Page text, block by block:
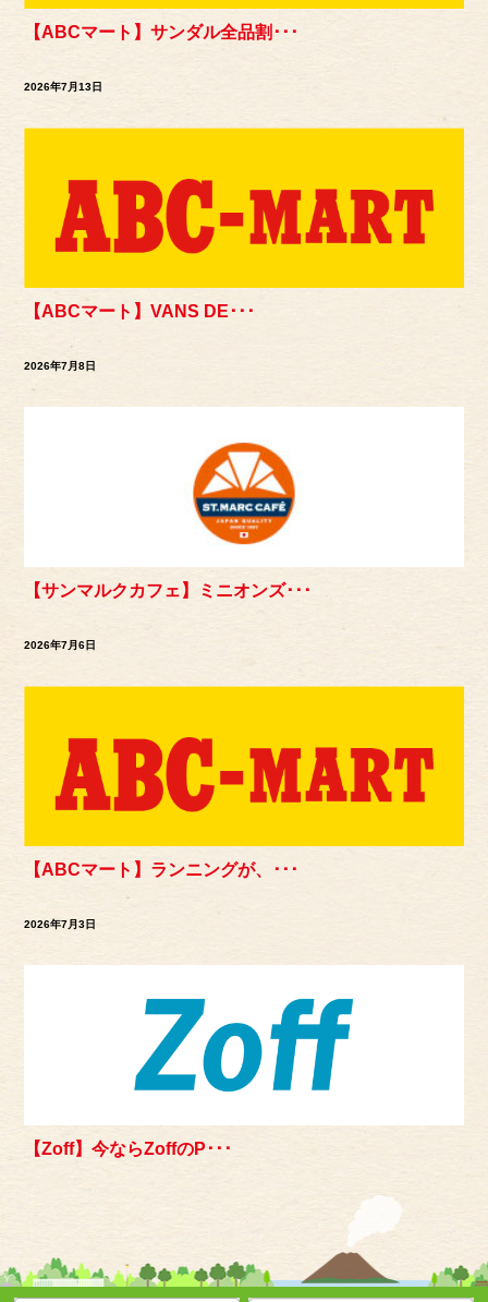
【ABCマート】サンダル全品割･･･
2026年7月13日
【ABCマート】VANS DE･･･
2026年7月8日
【サンマルクカフェ】ミニオンズ･･･
2026年7月6日
【ABCマート】ランニングが、･･･
2026年7月3日
【Zoff】今ならZoffのP･･･